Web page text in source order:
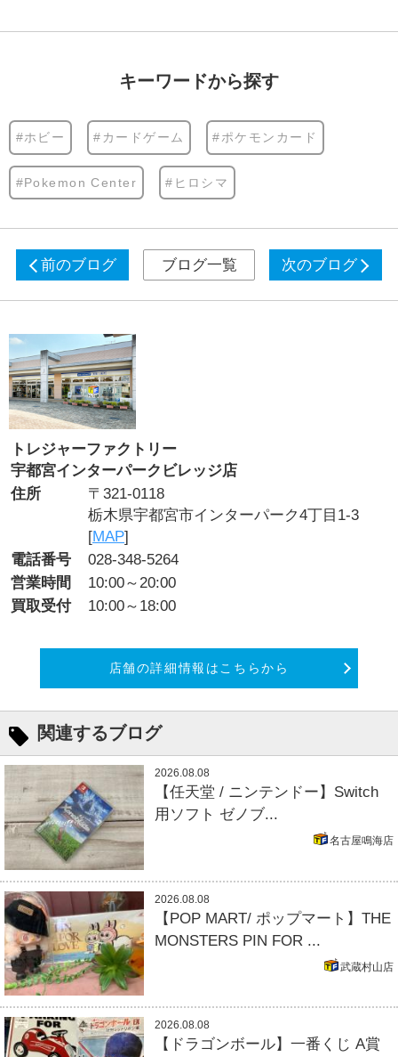
キーワードから探す
#ホビー #カードゲーム #ポケモンカード
#Pokemon Center #ヒロシマ
前のブログ ブログ一覧 次のブログ
トレジャーファクトリー
宇都宮インターパークビレッジ店
住所
〒321-0118
栃木県宇都宮市インターパーク4丁目1-3
[MAP]
電話番号
028-348-5264
営業時間
10:00～20:00
買取受付
10:00～18:00
店舗の詳細情報はこちらから
関連するブログ
2026.08.08
【任天堂 / ニンテンドー】Switch
用ソフト ゼノブ...
名古屋鳴海店
2026.08.08
【POP MART/ ポップマート】THE
MONSTERS PIN FOR ...
武蔵村山店
2026.08.08
【ドラゴンボール】一番くじ A賞